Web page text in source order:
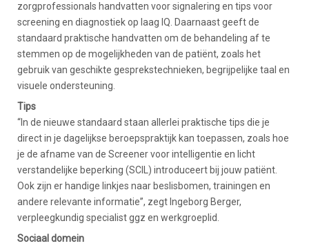
zorgprofessionals handvatten voor signalering en tips voor
screening en diagnostiek op laag IQ. Daarnaast geeft de
standaard praktische handvatten om de behandeling af te
stemmen op de mogelijkheden van de patiënt, zoals het
gebruik van geschikte gesprekstechnieken, begrijpelijke taal en
visuele ondersteuning.
Tips
“In de nieuwe standaard staan allerlei praktische tips die je
direct in je dagelijkse beroepspraktijk kan toepassen, zoals hoe
je de afname van de Screener voor intelligentie en licht
verstandelijke beperking (SCIL) introduceert bij jouw patiënt.
Ook zijn er handige linkjes naar beslisbomen, trainingen en
andere relevante informatie”, zegt Ingeborg Berger,
verpleegkundig specialist ggz en werkgroeplid.
Sociaal domein